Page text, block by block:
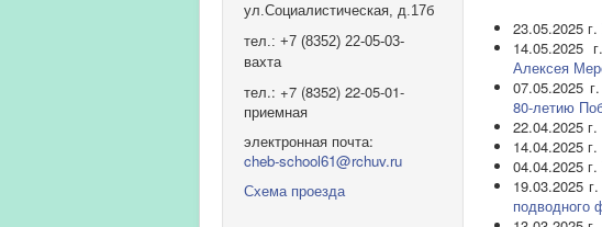
ул.Социалистическая, д.17б
тел.: +7 (8352) 22-05-03-
вахта
тел.: +7 (8352) 22-05-01-
приемная
электронная почта:
cheb-school61@rchuv.ru
Схема проезда
23.05.2025 г.
14.05.2025
Алексея
07.05.2025 г.
80-летию
22.04.2025 г.
14.04.2025 г.
04.04.2025 г.
19.03.2025 г.
подводного